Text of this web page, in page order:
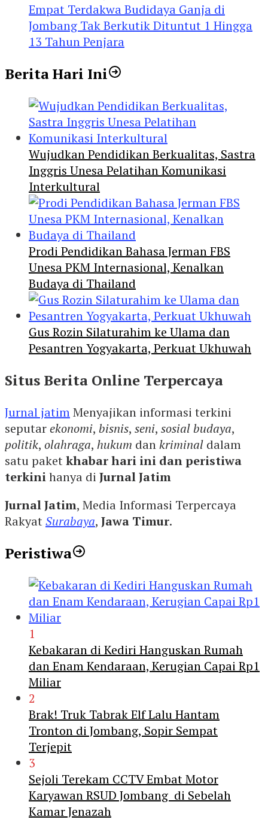
Empat Terdakwa Budidaya Ganja di
Jombang Tak Berkutik Dituntut 1 Hingga
13 Tahun Penjara
Berita Hari Ini
Wujudkan Pendidikan Berkualitas, Sastra
Inggris Unesa Pelatihan Komunikasi
Interkultural
Prodi Pendidikan Bahasa Jerman FBS
Unesa PKM Internasional, Kenalkan
Budaya di Thailand
Gus Rozin Silaturahim ke Ulama dan
Pesantren Yogyakarta, Perkuat Ukhuwah
Situs Berita Online Terpercaya
Jurnal jatimMenyajikan informasi terkini
seputarekonomi, bisnis, seni, sosial budaya,
politik, olahraga, hukum dankriminal dalam
satu paketkhabar hari ini dan peristiwa
terkinihanya di Jurnal Jatim
Jurnal Jatim, Media Informasi Terpercaya
RakyatSurabaya, Jawa Timur.
Peristiwa
1
Kebakaran di Kediri Hanguskan Rumah
dan Enam Kendaraan, Kerugian Capai Rp1
Miliar
2
Brak! Truk Tabrak Elf Lalu Hantam
Tronton di Jombang, Sopir Sempat
Terjepit
3
Sejoli Terekam CCTV Embat Motor
Karyawan RSUD Jombang di Sebelah
Kamar Jenazah